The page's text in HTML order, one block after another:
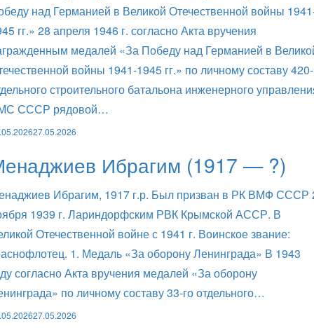
над Германией в Великой Отечественной войны
гг.» 28 апреля 1946 г. согласно Акта вручения
медалей «За Победу над Германией в
войны 1941-1945 гг.» по личному составу
строительного батальона инженерного
СССР рядовой…
27.05.2026
Ибрагим (1917 — ?)
Ибрагим, 1917 г.р. Был призван в РК ВМФ СССР
1939 г. Лариндорфским РВК Крымской АССР. В
Отечественной войне с 1941 г. Воинское звание:
1. Медаль «За оборону Ленинграда» В 1943
согласно Акта вручения медалей «За оборону
по личному составу 33-го отдельного…
27.05.2026